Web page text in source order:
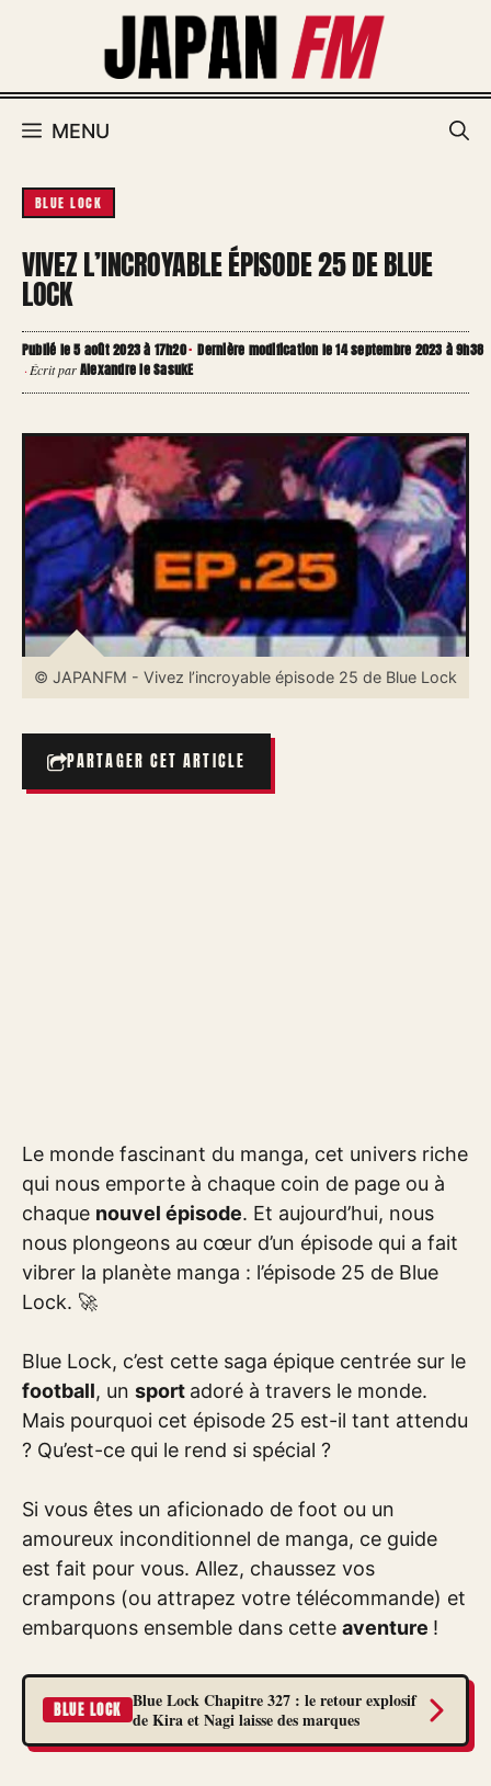
MENU
BLUE LOCK
VIVEZ L’INCROYABLE ÉPISODE 25 DE BLUE
LOCK
Publié le 5 août 2023 à 17h20· Dernière modification le 14 septembre 2023 à 9h38
·Écrit parAlexandre le SasukE
© JAPANFM - Vivez l’incroyable épisode 25 de Blue Lock
PARTAGER CET ARTICLE
Le monde fascinant du manga, cet univers riche
qui nous emporte à chaque coin de page ou à
chaque nouvel épisode. Et aujourd’hui, nous
nous plongeons au cœur d’un épisode qui a fait
vibrer la planète manga : l’épisode 25 de Blue
Lock. 🚀
Blue Lock, c’est cette saga épique centrée sur le
football, un sport adoré à travers le monde.
Mais pourquoi cet épisode 25 est-il tant attendu
? Qu’est-ce qui le rend si spécial ?
Si vous êtes un aficionado de foot ou un
amoureux inconditionnel de manga, ce guide
est fait pour vous. Allez, chaussez vos
crampons (ou attrapez votre télécommande) et
embarquons ensemble dans cette aventure !
BLUE LOCK Blue Lock Chapitre 327 : le retour explosif
de Kira et Nagi laisse des marques